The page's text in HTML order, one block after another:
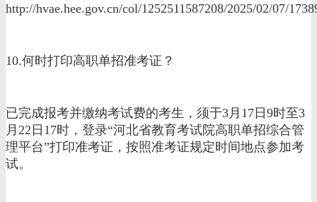
http://hvae.hee.gov.cn/col/1252511587208/2025/02/07/
10.何时打印高职单招准考证？
已完成报考并缴纳考试费的考生，须于3月17日9时至3
月22日17时，登录“河北省教育考试院高职单招综合管
理平台”打印准考证，按照准考证规定时间地点参加考
试。